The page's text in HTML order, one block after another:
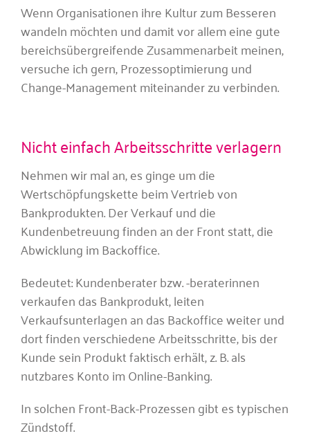
Wenn Organisationen ihre Kultur zum Besseren
wandeln möchten und damit vor allem eine gute
bereichsübergreifende Zusammenarbeit meinen,
versuche ich gern, Prozessoptimierung und
Change-Management miteinander zu verbinden.
Nicht einfach Arbeitsschritte verlagern
Nehmen wir mal an, es ginge um die
Wertschöpfungskette beim Vertrieb von
Bankprodukten. Der Verkauf und die
Kundenbetreuung finden an der Front statt, die
Abwicklung im Backoffice.
Bedeutet: Kundenberater bzw. -beraterinnen
verkaufen das Bankprodukt, leiten
Verkaufsunterlagen an das Backoffice weiter und
dort finden verschiedene Arbeitsschritte, bis der
Kunde sein Produkt faktisch erhält, z. B. als
nutzbares Konto im Online-Banking.
In solchen Front-Back-Prozessen gibt es typischen
Zündstoff.